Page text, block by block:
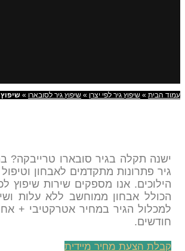
עמוד הבית » שיפוץ גיר לפי יצרן » שיפוץ גיר לסובארו »
ישנה תקלה בגיר סובארו טרייבקה?
גיר פתרונות מתקדמים לאבחון
הילוכים. אנו מספקים שירות שיפוץ
הכולל אבחון ממוחשב ללא עלות
חודשים.
קבלת הצעת מחיר מיידית